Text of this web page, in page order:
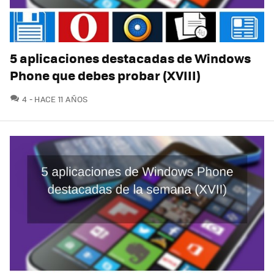
5 aplicaciones destacadas de Windows
Phone que debes probar (XVIII)
4 COMENTARIOS
HACE 11 AÑOS